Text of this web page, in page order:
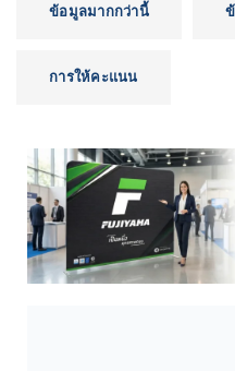
ข้อมูลมากกว่านี้
การให้คะแนน